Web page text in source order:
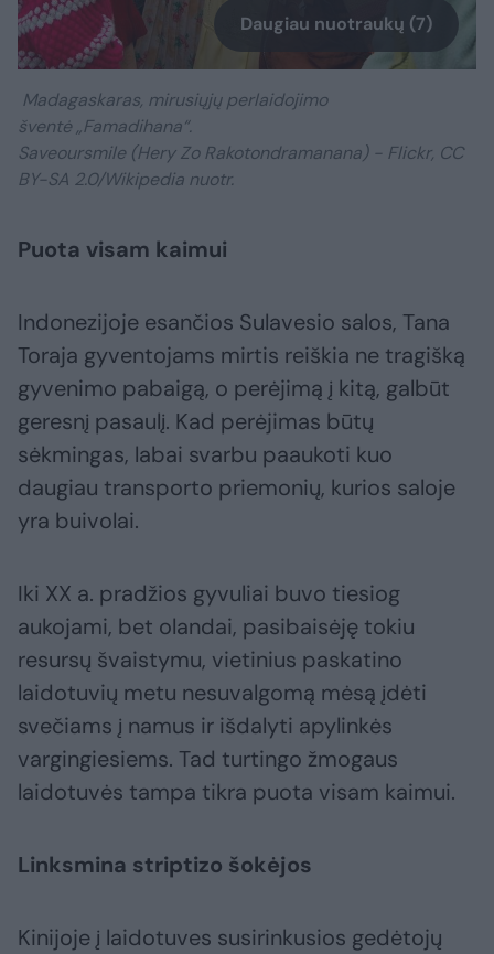
Daugiau nuotraukų (7)
Madagaskaras, mirusiųjų perlaidojimo
šventė „Famadihana“.
Saveoursmile (Hery Zo Rakotondramanana) - Flickr, CC
BY-SA 2.0/Wikipedia nuotr.
Puota visam kaimui
Indonezijoje esančios Sulavesio salos, Tana
Toraja gyventojams mirtis reiškia ne tragišką
gyvenimo pabaigą, o perėjimą į kitą, galbūt
geresnį pasaulį. Kad perėjimas būtų
sėkmingas, labai svarbu paaukoti kuo
daugiau transporto priemonių, kurios saloje
yra buivolai.
Iki XX a. pradžios gyvuliai buvo tiesiog
aukojami, bet olandai, pasibaisėję tokiu
resursų švaistymu, vietinius paskatino
laidotuvių metu nesuvalgomą mėsą įdėti
svečiams į namus ir išdalyti apylinkės
vargingiesiems. Tad turtingo žmogaus
laidotuvės tampa tikra puota visam kaimui.
Linksmina striptizo šokėjos
Kinijoje į laidotuves susirinkusios gedėtojų